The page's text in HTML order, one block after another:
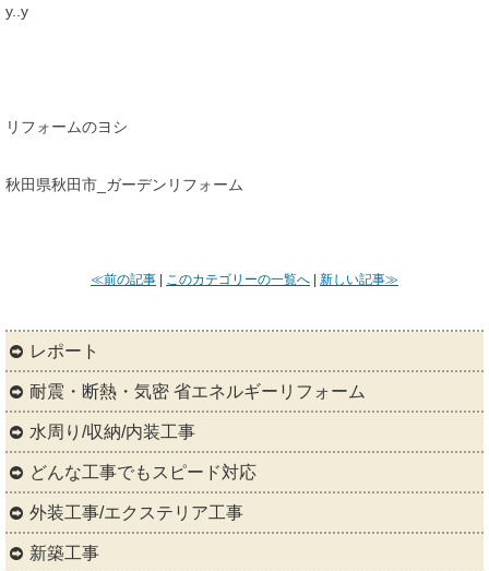
y..y
リフォームのヨシ
秋田県秋田市_ガーデンリフォーム
≪前の記事 | このカテゴリーの一覧へ | 新しい記事≫
レポート
耐震・断熱・気密 省エネルギーリフォーム
水周り/収納/内装工事
どんな工事でもスピード対応
外装工事/エクステリア工事
新築工事